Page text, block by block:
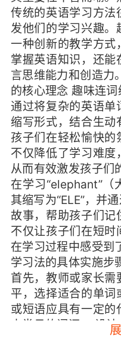
传统的英语学习方法
发他们的学习兴趣。
一种创新的教学方式
掌握英语知识，还
言思维能力和创造力
的核心理念 趣味连
通过将复杂的英语单
缩写形式，结合生动
孩子们在轻松愉快的
不仅降低了学习难度
从而有效激发孩子们
在学习“elephant”（
其缩写为“ELE”，并
故事，帮助孩子们记
不仅让孩子们在短时
在学习过程中感受到
学习法的具体实施步
首先，教师或家长
平，选择适合的单词
或短语应具有一定
中常见的词汇。 设
合适的单词或短语